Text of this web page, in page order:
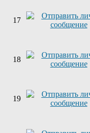
17
18
19